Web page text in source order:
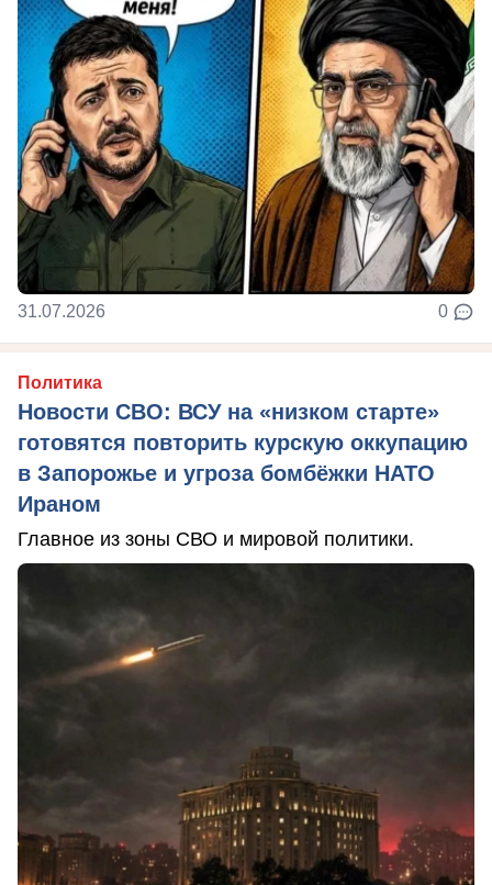
31.07.2026 0
Политика
Новости СВО: ВСУ на «низком старте»
готовятся повторить курскую оккупацию
в Запорожье и угроза бомбёжки НАТО
Ираном
Главное из зоны СВО и мировой политики.